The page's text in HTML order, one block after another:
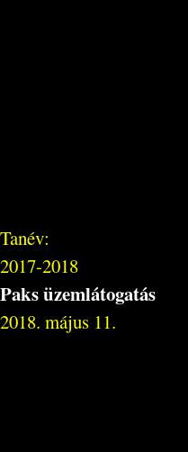
Tanév:
2017-2018
Paks üzemlátogatás
2018. május 11.